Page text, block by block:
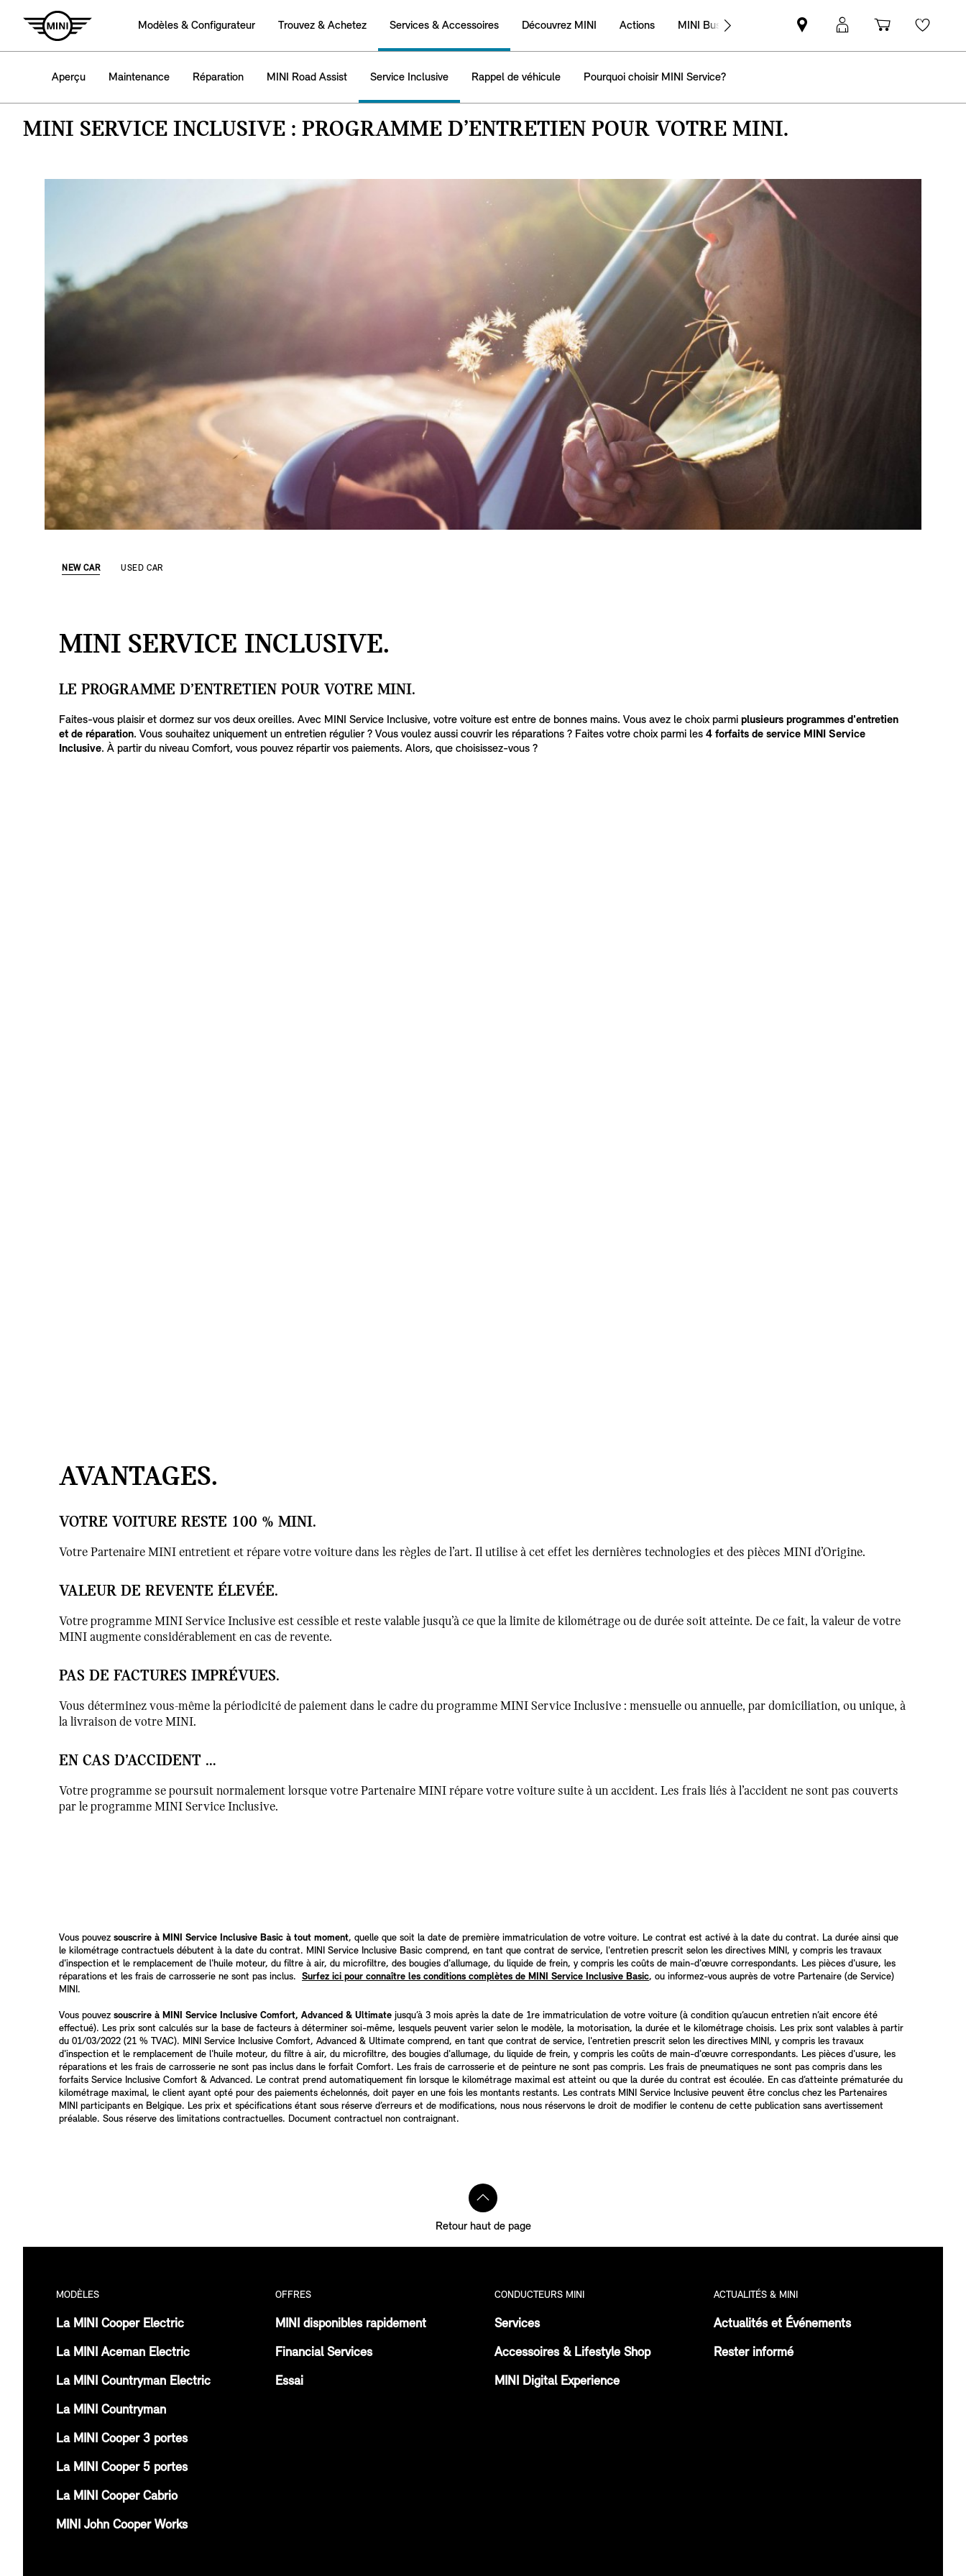
Modèles & Configurateur Trouvez & Achetez Services & Accessoires Découvrez MINI Actions MINI Business
Trouver
un
Connexion
MyMINI
Panier
Aperçu Maintenance Réparation MINI Road Assist Service Inclusive Rappel de véhicule Pourquoi choisir MINI Service?
MINI SERVICE INCLUSIVE : PROGRAMME D’ENTRETIEN POUR VOTRE MINI.
NEW CAR USED CAR
MINI SERVICE INCLUSIVE.
LE PROGRAMME D’ENTRETIEN POUR VOTRE MINI.
Faites-vous plaisir et dormez sur vos deux oreilles. Avec MINI Service Inclusive, votre voiture est entre de bonnes mains. Vous avez le choix parmi plusieurs programmes d'entretien
et de réparation. Vous souhaitez uniquement un entretien régulier ? Vous voulez aussi couvrir les réparations ? Faites votre choix parmi les 4 forfaits de service MINI Service
Inclusive. À partir du niveau Comfort, vous pouvez répartir vos paiements. Alors, que choisissez-vous ?
AVANTAGES.
VOTRE VOITURE RESTE 100 % MINI.
Votre Partenaire MINI entretient et répare votre voiture dans les règles de l’art. Il utilise à cet effet les dernières technologies et des pièces MINI d’Origine.
VALEUR DE REVENTE ÉLEVÉE.
Votre programme MINI Service Inclusive est cessible et reste valable jusqu’à ce que la limite de kilométrage ou de durée soit atteinte. De ce fait, la valeur de votre
MINI augmente considérablement en cas de revente.
PAS DE FACTURES IMPRÉVUES.
Vous déterminez vous-même la périodicité de paiement dans le cadre du programme MINI Service Inclusive : mensuelle ou annuelle, par domiciliation, ou unique, à
la livraison de votre MINI.
EN CAS D’ACCIDENT …
Votre programme se poursuit normalement lorsque votre Partenaire MINI répare votre voiture suite à un accident. Les frais liés à l’accident ne sont pas couverts
par le programme MINI Service Inclusive.
Vous pouvez souscrire à MINI Service Inclusive Basic à tout moment, quelle que soit la date de première immatriculation de votre voiture. Le contrat est activé à la date du contrat. La durée ainsi que
le kilométrage contractuels débutent à la date du contrat. MINI Service Inclusive Basic comprend, en tant que contrat de service, l'entretien prescrit selon les directives MINI, y compris les travaux
d'inspection et le remplacement de l'huile moteur, du filtre à air, du microfiltre, des bougies d'allumage, du liquide de frein, y compris les coûts de main-d'œuvre correspondants. Les pièces d'usure, les
réparations et les frais de carrosserie ne sont pas inclus. Surfez ici pour connaître les conditions complètes de MINI Service Inclusive Basic, ou informez-vous auprès de votre Partenaire (de Service)
MINI.
Vous pouvez souscrire à MINI Service Inclusive Comfort, Advanced & Ultimate jusqu’à 3 mois après la date de 1re immatriculation de votre voiture (à condition qu’aucun entretien n’ait encore été
effectué). Les prix sont calculés sur la base de facteurs à déterminer soi-même, lesquels peuvent varier selon le modèle, la motorisation, la durée et le kilométrage choisis. Les prix sont valables à partir
du 01/03/2022 (21 % TVAC). MINI Service Inclusive Comfort, Advanced & Ultimate comprend, en tant que contrat de service, l'entretien prescrit selon les directives MINI, y compris les travaux
d'inspection et le remplacement de l'huile moteur, du filtre à air, du microfiltre, des bougies d'allumage, du liquide de frein, y compris les coûts de main-d'œuvre correspondants. Les pièces d'usure, les
réparations et les frais de carrosserie ne sont pas inclus dans le forfait Comfort. Les frais de carrosserie et de peinture ne sont pas compris. Les frais de pneumatiques ne sont pas compris dans les
forfaits Service Inclusive Comfort & Advanced. Le contrat prend automatiquement fin lorsque le kilométrage maximal est atteint ou que la durée du contrat est écoulée. En cas d’atteinte prématurée du
kilométrage maximal, le client ayant opté pour des paiements échelonnés, doit payer en une fois les montants restants. Les contrats MINI Service Inclusive peuvent être conclus chez les Partenaires
MINI participants en Belgique. Les prix et spécifications étant sous réserve d’erreurs et de modifications, nous nous réservons le droit de modifier le contenu de cette publication sans avertissement
préalable. Sous réserve des limitations contractuelles. Document contractuel non contraignant.
Retour haut de page
MODÈLES
La MINI Cooper Electric
La MINI Aceman Electric
La MINI Countryman Electric
La MINI Countryman
La MINI Cooper 3 portes
La MINI Cooper 5 portes
La MINI Cooper Cabrio
MINI John Cooper Works
OFFRES
MINI disponibles rapidement
Financial Services
Essai
CONDUCTEURS MINI
Services
Accessoires & Lifestyle Shop
MINI Digital Experience
ACTUALITÉS & MINI
Actualités et Événements
Rester informé